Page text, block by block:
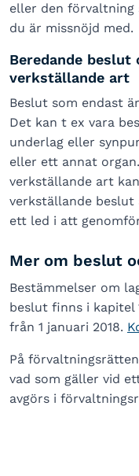
eller den
du är missnöjd med.
Beredande
verkställande art
Beslut som endast
Det kan t ex vara
underlag eller
eller ett annat
verkställande art
verkställande beslut
ett led i att
Mer om beslut
Bestämmelser om
beslut finns i kapitel
från 1 januari 2018.
På
vad som gäller vid
avgörs i